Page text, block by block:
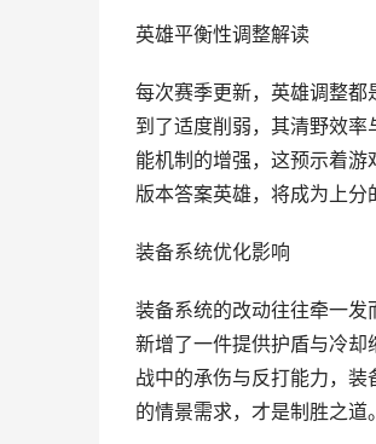
英雄平衡性调整解读
每次赛季更新，英雄调整
到了适度削弱，其清野效
能机制的增强，这预示着
版本答案英雄，将成为上分
装备系统优化影响
装备系统的改动往往牵一
新增了一件提供护盾与冷
战中的承伤与反打能力，
的情景需求，才是制胜之道。